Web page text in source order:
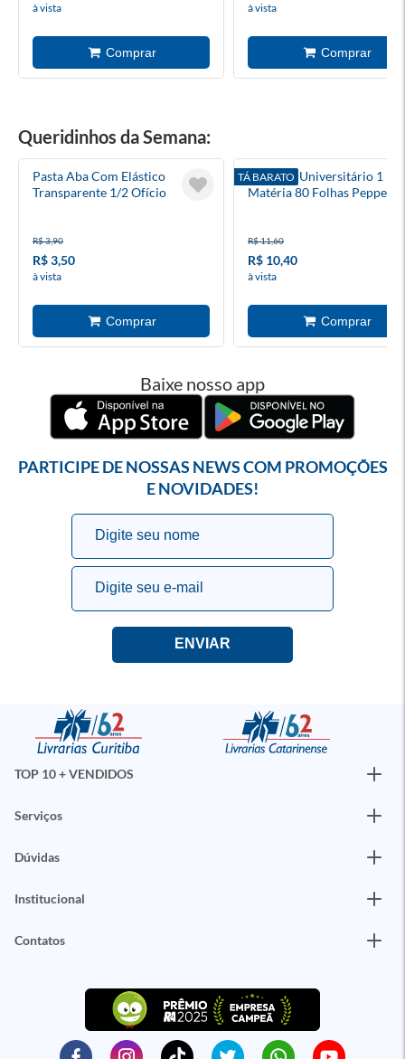
à vista à vista
Queridinhos da Semana:
Pasta Aba Com Elástico
Transparente 1/2 Ofício
R$ 3,90
R$ 3,50
à vista
TÁ BARATO
Caderno Universitário 1
Matéria 80 Folhas Pepper
R$ 11,60
R$ 10,40
à vista
Baixe nosso app
PARTICIPE DE NOSSAS NEWS COM PROMOÇÕES
E NOVIDADES!
TOP 10 + VENDIDOS
Serviços
Dúvidas
Institucional
Contatos